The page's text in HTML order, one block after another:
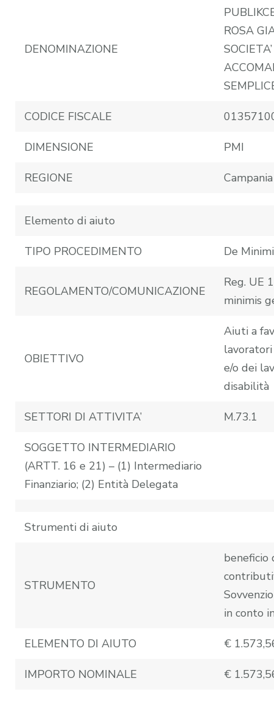
DENOMINAZIONE
ROSA
CODICE FISCALE
DIMENSIONE PMI
REGIONE Campania
Elemento di aiuto
TIPO PROCEDIMENTO De
REGOLAMENTO/COMUNICAZIONE
Reg. UE
minimis
OBIETTIVO
Aiuti a
e/o dei
disabilità
SETTORI DI ATTIVITA’ M.73.1
SOGGETTO INTERMEDIARIO
(ARTT. 16 e 21) – (1) Intermediario
Finanziario; (2) Entità Delegata
Strumenti di aiuto
STRUMENTO
beneficio
in conto
ELEMENTO DI AIUTO €
IMPORTO NOMINALE €